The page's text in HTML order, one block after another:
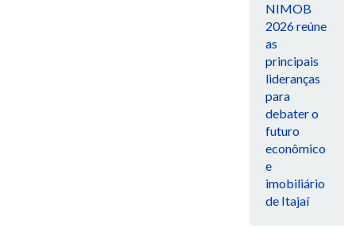
NIMOB
2026 reúne
as
principais
lideranças
para
debater o
futuro
econômico
e
imobiliário
de Itajaí